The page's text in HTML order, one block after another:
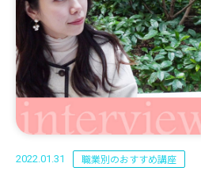
2022.01.31 職業別のおすすめ講座